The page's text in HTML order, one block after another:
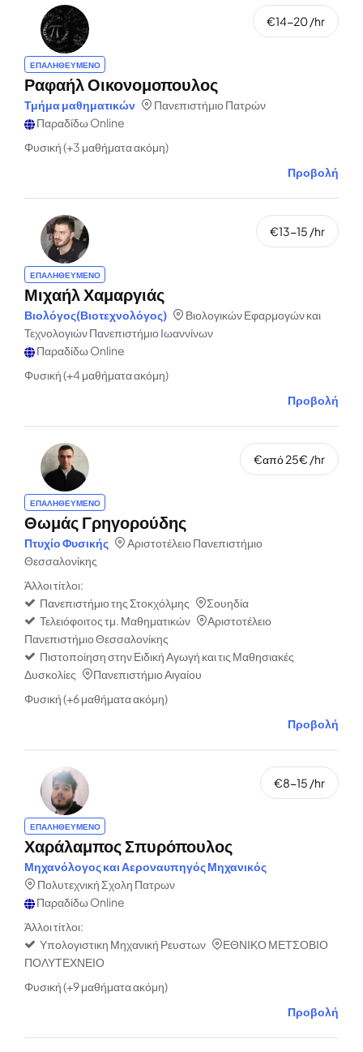
ΕΠΑΛΗΘΕΥΜΕΝΟ
Ραφαήλ Οικονομοπουλος
Τμήμα μαθηματικών
Πανεπιστήμιο Πατρών
Παραδίδω Online
Φυσική (+3 μαθήματα ακόμη)
Προβολή
€14-20 /hr
ΕΠΑΛΗΘΕΥΜΕΝΟ
Μιχαήλ Χαμαργιάς
Βιολόγος(Βιοτεχνολόγος)
Βιολογικών Εφαρμογών και
Τεχνολογιών Πανεπιστήμιο Ιωαννίνων
Παραδίδω Online
Φυσική (+4 μαθήματα ακόμη)
Προβολή
€13-15 /hr
ΕΠΑΛΗΘΕΥΜΕΝΟ
Θωμάς Γρηγορούδης
Πτυχίο Φυσικής
Αριστοτέλειο Πανεπιστήμιο
Θεσσαλονίκης
Άλλοι τίτλοι:
Πανεπιστήμιο της Στοκχόλμης
Σουηδία
Τελειόφοιτος τμ. Μαθηματικών
Αριστοτέλειο
Πανεπιστήμιο Θεσσαλονίκης
Πιστοποίηση στην Ειδική Αγωγή και τις Μαθησιακές
Δυσκολίες
Πανεπιστήμιο Αιγαίου
Φυσική (+6 μαθήματα ακόμη)
Προβολή
€από 25€ /hr
ΕΠΑΛΗΘΕΥΜΕΝΟ
Χαράλαμπος Σπυρόπουλος
Μηχανόλογος και Αεροναυπηγός Μηχανικός
Πολυτεχνική Σχολη Πατρων
Παραδίδω Online
Άλλοι τίτλοι:
Υπολογιστικη Μηχανική Ρευστων
ΕΘΝΙΚΟ ΜΕΤΣΟΒΙΟ
ΠΟΛΥΤΕΧΝΕΙΟ
Φυσική (+9 μαθήματα ακόμη)
Προβολή
€8-15 /hr